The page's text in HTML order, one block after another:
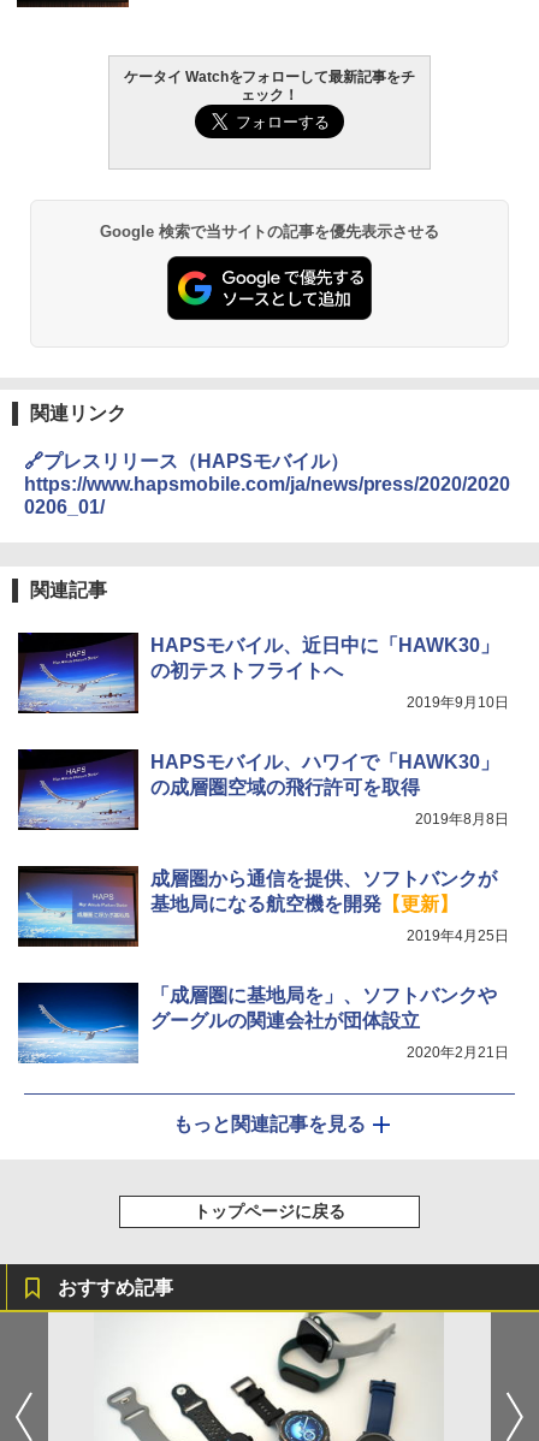
ケータイ Watchをフォローして最新記事をチ
ェック！
Google 検索で当サイトの記事を優先表示させる
関連リンク
🔗プレスリリース（HAPSモバイル）
https://www.hapsmobile.com/ja/news/press/2020/2020
0206_01/
関連記事
HAPSモバイル、近日中に「HAWK30」
の初テストフライトへ
2019年9月10日
HAPSモバイル、ハワイで「HAWK30」
の成層圏空域の飛行許可を取得
2019年8月8日
成層圏から通信を提供、ソフトバンクが
基地局になる航空機を開発【更新】
2019年4月25日
「成層圏に基地局を」、ソフトバンクや
グーグルの関連会社が団体設立
2020年2月21日
もっと関連記事を見る
トップページに戻る
おすすめ記事